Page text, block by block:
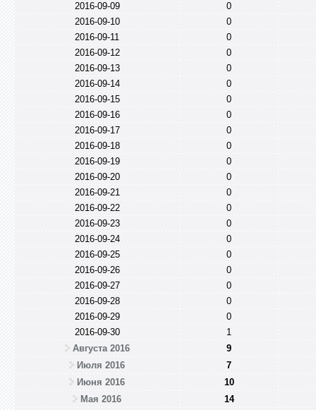
2016-09-09
0
2016-09-10
0
2016-09-11
0
2016-09-12
0
2016-09-13
0
2016-09-14
0
2016-09-15
0
2016-09-16
0
2016-09-17
0
2016-09-18
0
2016-09-19
0
2016-09-20
0
2016-09-21
0
2016-09-22
0
2016-09-23
0
2016-09-24
0
2016-09-25
0
2016-09-26
0
2016-09-27
0
2016-09-28
0
2016-09-29
0
2016-09-30
1
Августа 2016
9
Июля 2016
7
Июня 2016
10
Мая 2016
14